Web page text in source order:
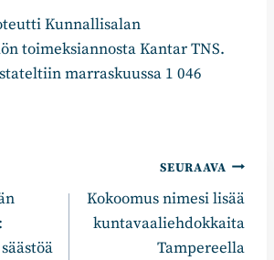
Kunnallisalan
toimeksiannosta Kantar TNS.
marraskuussa 1 046
SEURAAVA
Kokoomus nimesi lisää
kuntavaaliehdokkaita
Tampereella